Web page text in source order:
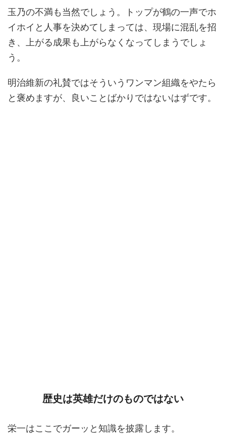
玉乃の不満も当然でしょう。トップが鶴の一声でホ
イホイと人事を決めてしまっては、現場に混乱を招
き、上がる成果も上がらなくなってしまうでしょ
う。
明治維新の礼賛ではそういうワンマン組織をやたら
と褒めますが、良いことばかりではないはずです。
歴史は英雄だけのものではない
栄一はここでガーッと知識を披露します。